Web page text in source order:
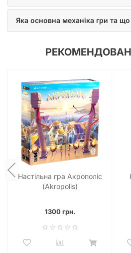
Яка основна механіка гри та
Настільна гра Акрополіс
(Akropolis)
1300 грн.